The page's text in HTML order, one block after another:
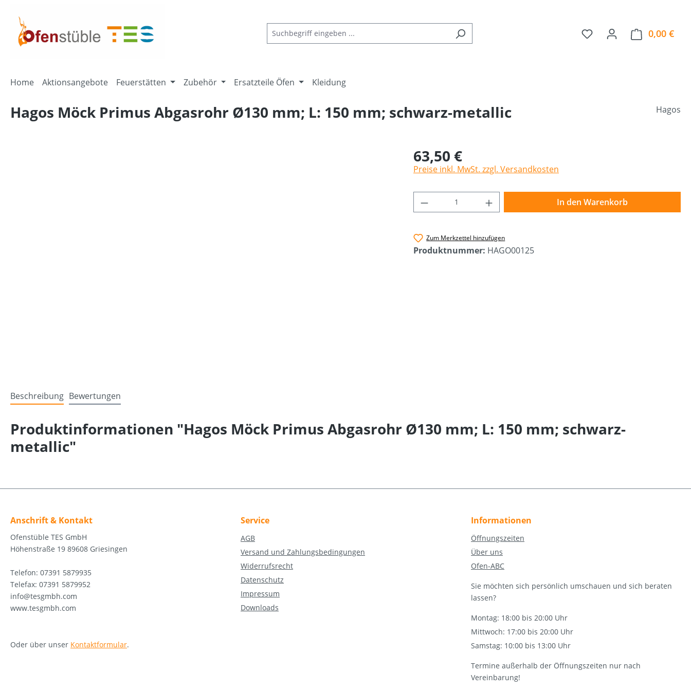
0,00 €
Home Aktionsangebote Feuerstätten Zubehör Ersatzteile Öfen Kleidung
Hagos Möck Primus Abgasrohr Ø130 mm; L: 150 mm; schwarz-metallic Hagos
63,50 €
Preise inkl. MwSt. zzgl. Versandkosten
Produkt Anzahl: Gib den gewünschten Wert
In den Warenkorb
Zum Merkzettel hinzufügen
Produktnummer: HAGO00125
Beschreibung Bewertungen
Produktinformationen "Hagos Möck Primus Abgasrohr Ø130 mm; L: 150 mm; schwarz-
metallic"
Anschrift & Kontakt
Ofenstüble TES GmbH
Höhenstraße 19 89608 Griesingen
Telefon: 07391 5879935
Telefax: 07391 5879952
info@tesgmbh.com
www.tesgmbh.com
Oder über unser Kontaktformular.
Service
AGB
Versand und Zahlungsbedingungen
Widerrufsrecht
Datenschutz
Impressum
Downloads
Informationen
Öffnungszeiten
Über uns
Ofen-ABC
Sie möchten sich persönlich umschauen und sich beraten
lassen?
Montag: 18:00 bis 20:00 Uhr
Mittwoch: 17:00 bis 20:00 Uhr
Samstag: 10:00 bis 13:00 Uhr
Termine außerhalb der Öffnungszeiten nur nach
Vereinbarung!